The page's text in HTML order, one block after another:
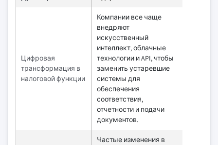
Цифровая
трансформация в
налоговой функции
Компании все чаще
внедряют
искусственный
интеллект, облачные
технологии и API, чтобы
заменить устаревшие
системы для
обеспечения
соответствия,
отчетности и подачи
документов.
Частые изменения в